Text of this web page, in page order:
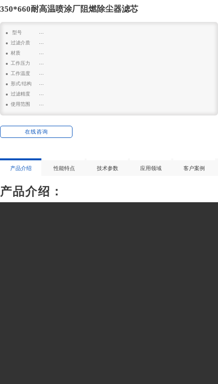
350*660耐高温喷涂厂阻燃除尘器滤芯
型号
: 350*660mm
过滤介质
: 空气
材质
: 聚酯纤维
工作压力
: 0.4mpa
工作温度
: 10-80℃
形式/结构
: 折叠
过滤精度
: 1μm
使用范围
在线咨询
产品介绍 性能特点 技术参数 应用领域 客户案例
产品介绍：